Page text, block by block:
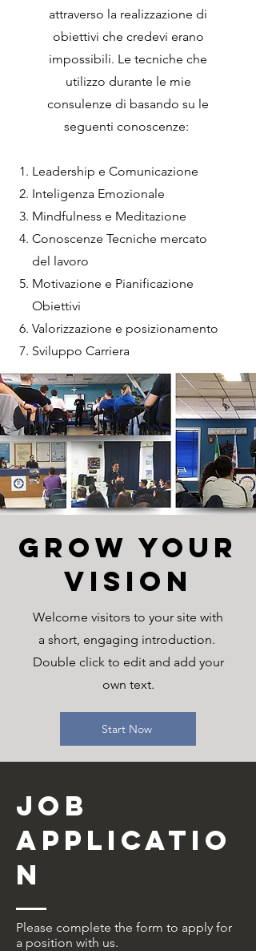
attraverso la realizzazione di
obiettivi che credevi erano
impossibili. Le tecniche che
utilizzo durante le mie
consulenze di basando su le
seguenti conoscenze:
Leadership e Comunicazione
Inteligenza Emozionale
Mindfulness e Meditazione
Conoscenze Tecniche mercato
del lavoro
Motivazione e Pianificazione
Obiettivi
Valorizzazione e posizionamento
Sviluppo Carriera
Grow Your
Vision
Welcome visitors to your site with
a short, engaging introduction.
Double click to edit and add your
own text.
Start Now
Job
Applicatio
n
Please complete the form to apply for
a position with us.